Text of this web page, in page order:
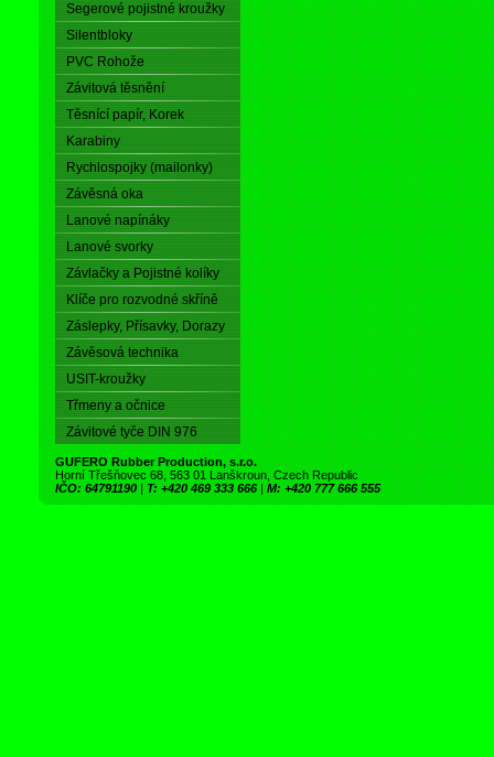
Segerové pojistné kroužky
Silentbloky
PVC Rohože
Závitová těsnění
Těsnící papír, Korek
Karabiny
Rychlospojky (mailonky)
Závěsná oka
Lanové napínáky
Lanové svorky
Závlačky a Pojistné kolíky
Klíče pro rozvodné skříně
Záslepky, Přísavky, Dorazy
Závěsová technika
USIT-kroužky
Třmeny a očnice
Závitové tyče DIN 976
GUFERO Rubber Production, s.r.o.
Horní Třešňovec 68, 563 01 Lanškroun, Czech Republic
IČO: 64791190 | T: +420 469 333 666 | M: +420 777 666 555